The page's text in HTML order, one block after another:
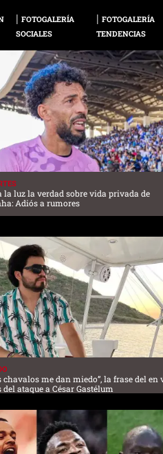
FOTOGALERÍA
SOCIALES
FOTOGALERÍA
TENDENCIAS
la luz la verdad sobre vida privada de
Adiós a rumores
chavalos me dan miedo”, la frase del en
del ataque a César Gastélum